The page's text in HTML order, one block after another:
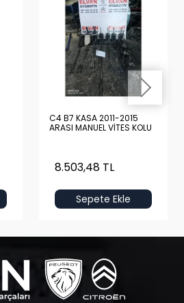
C4 B7 KASA 2011-2015
ARASI MANUEL VİTES KOLU
8.503,48 TL
Sepete Ekle